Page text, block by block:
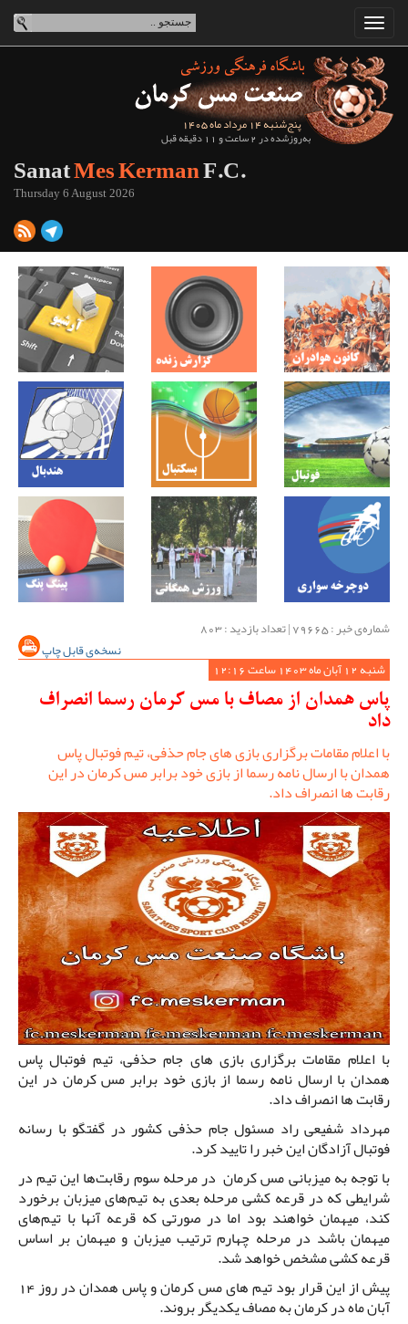
پنج‌شنبه 14 مرداد ماه 1405
به‌روزشده در 2 ساعت و 11 دقیقه قبل
SanatMes KermanF.C.
Thursday 6 August 2026
شماره‌ی خبر : ‌79665 | تعداد بازدید : 803
نسخه‌ی قابل چاپ
شنبه 12 آبان ماه 1403 ساعت 12:16
پاس همدان از مصاف با مس کرمان رسما انصراف
داد
با اعلام مقامات برگزاری بازی های جام حذفی، تیم فوتبال پاس
همدان با ارسال نامه رسما از بازی خود برابر مس کرمان در این
رقابت ها انصراف داد.
با اعلام مقامات برگزاری بازی های جام حذفی، تیم فوتبال پاس
همدان با ارسال نامه رسما از بازی خود برابر مس کرمان در این
رقابت ها انصراف داد.
مهرداد شفیعی راد مسئول جام حذفی کشور در گفتگو با رسانه
فوتبال آزادگان این خبر را تایید کرد.
با توجه به میزبانی مس کرمان در مرحله سوم رقابت‌ها این تیم در
شرایطی که در قرعه کشی مرحله بعدی به تیم‌های میزبان برخورد
کند، میهمان خواهند بود اما در صورتی که قرعه آنها با تیم‌های
میهمان باشد در مرحله چهارم ترتیب میزبان و میهمان بر اساس
قرعه کشی مشخص خواهد شد.
پیش از این قرار بود تیم های مس کرمان و پاس همدان در روز 14
آبان ماه در کرمان به مصاف یکدیگر بروند.